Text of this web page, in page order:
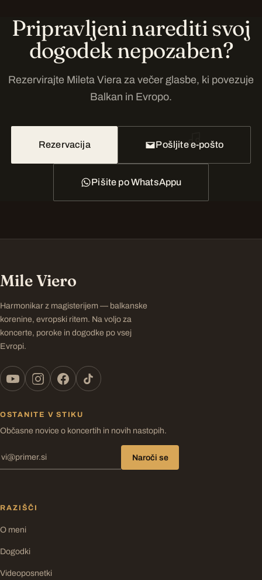
Pripravljeni narediti svoj
dogodek nepozaben?
Rezervirajte Mileta Viera za večer glasbe, ki povezuje
Balkan in Evropo.
Rezervacija Pošljite e-pošto
Pišite po WhatsAppu
Mile Viero
Harmonikar z magisterijem — balkanske
korenine, evropski ritem. Na voljo za
koncerte, poroke in dogodke po vsej
Evropi.
OSTANITE V STIKU
Občasne novice o koncertih in novih nastopih.
Naroči se
RAZIŠČI
O meni
Dogodki
Videoposnetki